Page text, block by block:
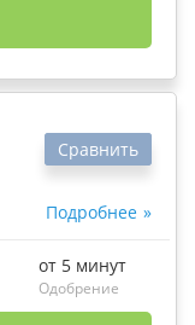
Подробнее
Сравнить
от 5 минут
Одобрение